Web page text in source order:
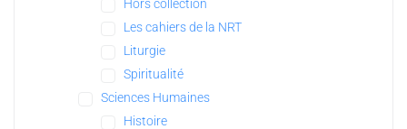
Hors collection
Les cahiers de la NRT
Liturgie
Spiritualité
Sciences Humaines
Histoire